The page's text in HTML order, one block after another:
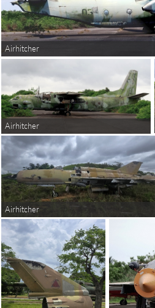
Airhitcher
Airhitcher
Airhitcher